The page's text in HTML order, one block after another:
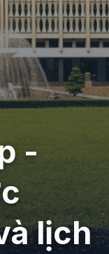
-
lịch